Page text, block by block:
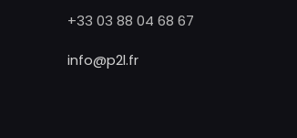
+33 03 88 04 68 67
info@p2l.fr